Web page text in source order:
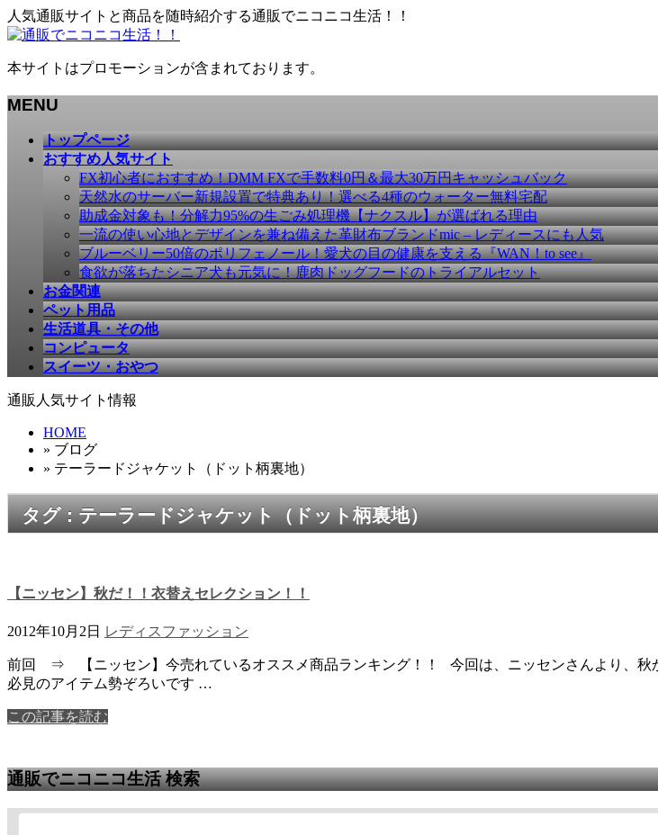
人気通販サイトと商品を随時紹介する通販でニコニコ生活！！
本サイトはプロモーションが含まれております。
MENU
トップページ
おすすめ人気サイト
FX初心者におすすめ！DMM FXで手数料0円＆最大30万円キャッシュバック
天然水のサーバー新規設置で特典あり！選べる4種のウォーター無料宅配
助成金対象も！分解力95%の生ごみ処理機【ナクスル】が選ばれる理由
一流の使い心地とデザインを兼ね備えた革財布ブランドmic – レディースにも人気
ブルーベリー50倍のポリフェノール！愛犬の目の健康を支える『WAN！to see』
食欲が落ちたシニア犬も元気に！鹿肉ドッグフードのトライアルセット
お金関連
ペット用品
生活道具・その他
コンピュータ
スイーツ・おやつ
通販人気サイト情報
HOME
» ブログ
» テーラードジャケット（ドット柄裏地）
タグ : テーラードジャケット（ドット柄裏地）
【ニッセン】秋だ！！衣替えセレクション！！
2012年10月2日 レディスファッション
前回 ⇒ 【ニッセン】今売れているオススメ商品ランキング！！ 今回は、ニッセンさんより、秋
必見のアイテム勢ぞろいです …
この記事を読む
通販でニコニコ生活 検索